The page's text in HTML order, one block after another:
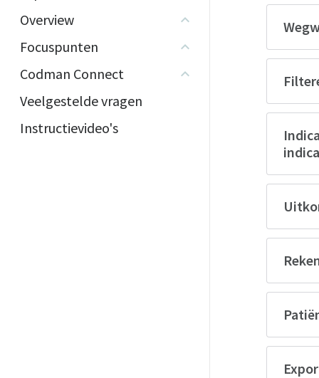
Overview
Focuspunten
Codman Connect
Veelgestelde vragen
Instructievideo's